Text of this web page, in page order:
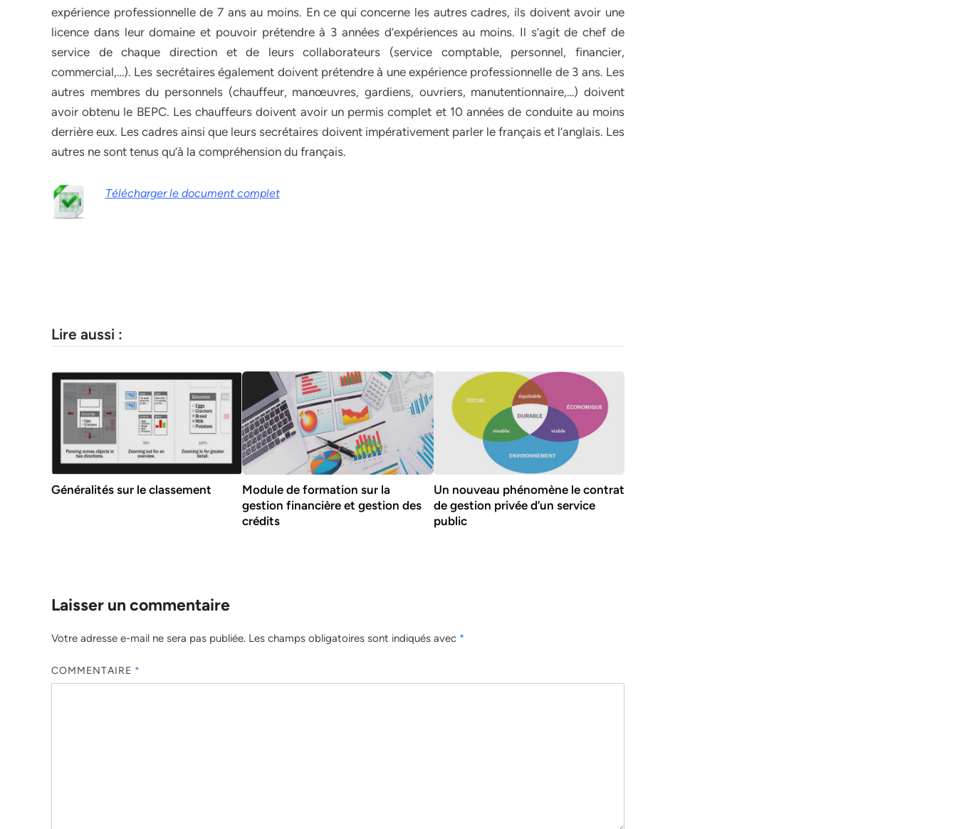
expérience professionnelle de 7 ans au moins. En ce qui concerne les autres cadres, ils doivent avoir une
licence dans leur domaine et pouvoir prétendre à 3 années d’expériences au moins. Il s’agit de chef de
service de chaque direction et de leurs collaborateurs (service comptable, personnel, financier,
commercial,…). Les secrétaires également doivent prétendre à une expérience professionnelle de 3 ans. Les
autres membres du personnels (chauffeur, manœuvres, gardiens, ouvriers, manutentionnaire,…) doivent
avoir obtenu le BEPC. Les chauffeurs doivent avoir un permis complet et 10 années de conduite au moins
derrière eux. Les cadres ainsi que leurs secrétaires doivent impérativement parler le français et l’anglais. Les
autres ne sont tenus qu’à la compréhension du français.
Télécharger le document complet
Lire aussi :
Généralités sur le classement
Module de formation sur la
gestion financière et gestion des
crédits
Un nouveau phénomène le contrat
de gestion privée d’un service
public
Laisser un commentaire
Votre adresse e-mail ne sera pas publiée. Les champs obligatoires sont indiqués avec *
COMMENTAIRE *